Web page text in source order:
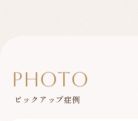
PHOTO
ピックアップ症例